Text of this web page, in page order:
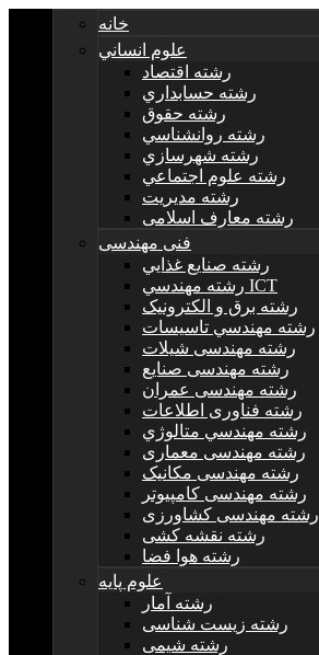
خانه
علوم انساني
رشته اقتصاد
رشته حسابداري
رشته حقوق
رشته روانشناسي
رشته شهرسازي
رشته علوم اجتماعي
رشته مديريت
رشته معارف اسلامی
فنی مهندسی
رشته صنايع غذايي
رشته مهندسي ICT
رشته برق و الکترونيک
رشته مهندسي تاسيسات
رشته مهندسی شیلات
رشته مهندسی صنایع
رشته مهندسی عمران
رشته فناوری اطلاعات
رشته مهندسي متالوژي
رشته مهندسی معماری
رشته مهندسی مکانیک
رشته مهندسی کامپیوتر
رشته مهندسی کشاورزی
رشته نقشه کشی
رشته هوا فضا
علوم پایه
رشته آمار
رشته زیست شناسی
رشته شیمی